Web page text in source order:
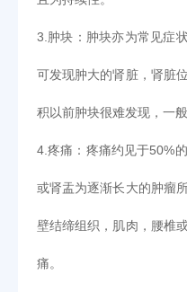
3.肿块：肿块亦为常见症
可发现肿大的肾脏，肾脏
积以前肿块很难发现，一
4.疼痛：疼痛约见于50%
或肾盂为逐渐长大的肿瘤
壁结缔组织，肌肉，腰椎
痛。